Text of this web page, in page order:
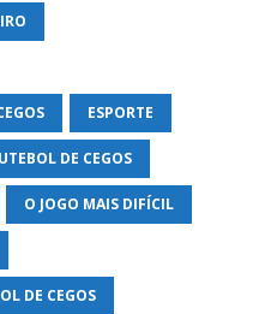
ESPORTE
DE CEGOS
O JOGO MAIS DIFÍCIL
DE CEGOS